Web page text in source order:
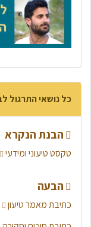
כל נושאי התרגול
הבנת הנקרא
טקסט טיעוני ומידעי
הבעה
כתיבת מאמר טיעון